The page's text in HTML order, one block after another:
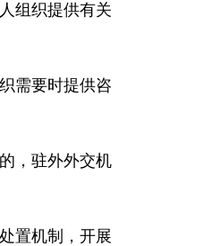
组织提供有关
需要时提供咨
，驻外外交机
置机制，开展